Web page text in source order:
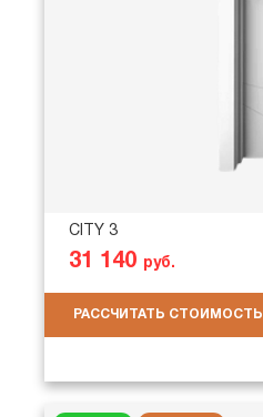
CITY 3
31 140 руб.
РАССЧИТАТЬ СТОИМОСТЬ